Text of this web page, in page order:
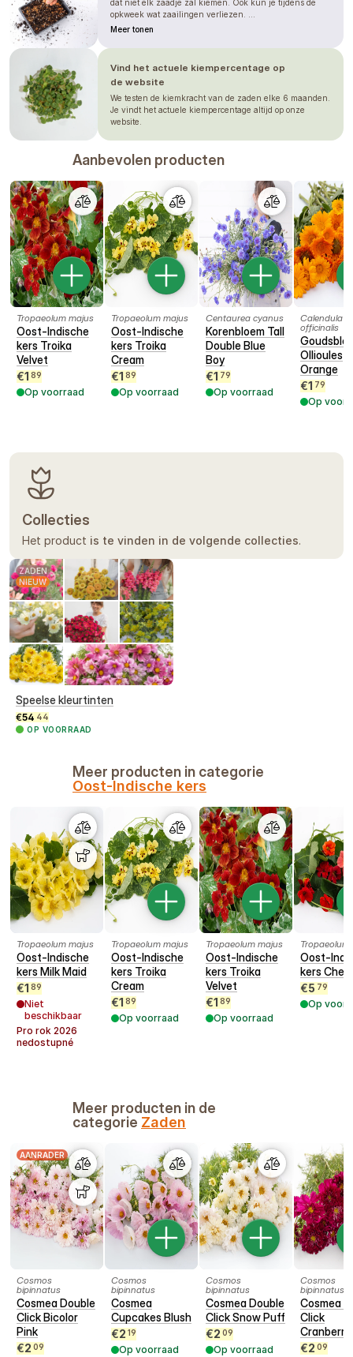
dat niet elk zaadje zal kiemen. Ook kun je tijdens de
opkweek wat zaailingen verliezen. ...
Meer tonen
Vind het actuele kiempercentage op
de website
We testen de kiemkracht van de zaden elke 6 maanden.
Je vindt het actuele kiempercentage altijd op onze
website.
Aanbevolen producten
Tropaeolum majus
Oost-Indische
kers Troika
Velvet
€1 89
Op voorraad
Tropaeolum majus
Oost-Indische
kers Troika
Cream
€1 89
Op voorraad
Centaurea cyanus
Korenbloem Tall
Double Blue
Boy
€1 79
Op voorraad
Calendula
officinalis
Ollioules
Orange
€1 79
Op
Collecties
Het product is te vinden in de volgende collecties.
ZADEN
NIEUW
Speelse kleurtinten
€54 44
OP VOORRAAD
Meer producten in categorie
Oost-Indische kers
Tropaeolum majus
Oost-Indische
kers Milk Maid
€1 89
Niet
beschikbaar
Pro rok 2026
nedostupné
Tropaeolum majus
Oost-Indische
kers Troika
Cream
€1 89
Op voorraad
Tropaeolum majus
Oost-Indische
kers Troika
Velvet
€1 89
Op voorraad
Tropaeolum
Oost-
kers
€5 79
Op
Meer producten in de
categorie Zaden
AANRADER
Cosmos
bipinnatus
Cosmea Double
Click Bicolor
Pink
€2 09
Cosmos
bipinnatus
Cosmea
Cupcakes Blush
€2 19
Op voorraad
Cosmos
bipinnatus
Cosmea Double
Click Snow Puff
€2 09
Op voorraad
Cosmos
bipinnatus
Cosmea
Click
€2 09